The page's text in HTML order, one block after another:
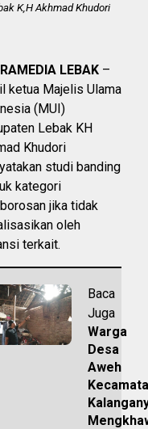
K,H Akhmad Khudori
LEBAK –
ketua Majelis Ulama
(MUI)
Lebak KH
Khudori
studi banding
kategori
jika tidak
oleh
terkait.
Baca
Juga
Warga
Desa
Aweh